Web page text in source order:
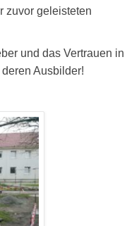
zuvor geleisteten
und das Vertrauen in
Ausbilder!